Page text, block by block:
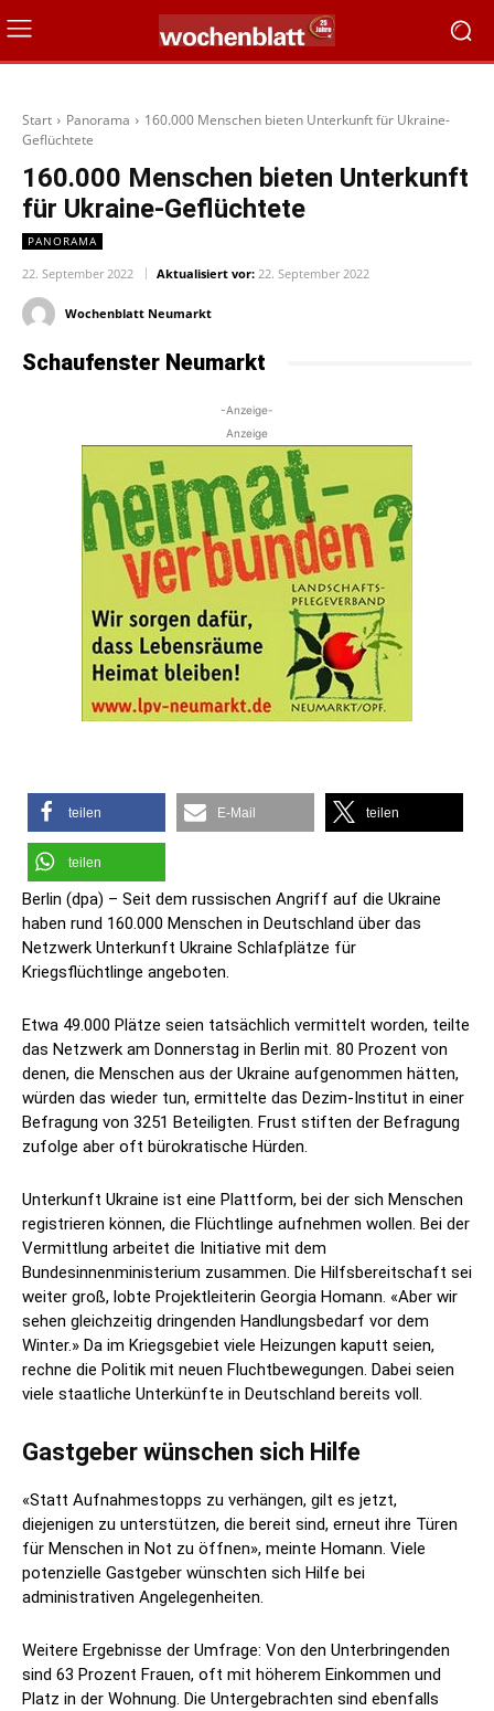
Start Panorama
160.000 Menschen bieten Unterkunft für Ukraine-
Geflüchtete
160.000 Menschen bieten Unterkunft
für Ukraine-Geflüchtete
PANORAMA
22. September 2022 Aktualisiert vor: 22. September 2022
Wochenblatt Neumarkt
Schaufenster Neumarkt
-Anzeige-
Anzeige
teilen E-Mail teilen
teilen
Berlin (dpa) – Seit dem russischen Angriff auf die Ukraine
haben rund 160.000 Menschen in Deutschland über das
Netzwerk Unterkunft Ukraine Schlafplätze für
Kriegsflüchtlinge angeboten.
Etwa 49.000 Plätze seien tatsächlich vermittelt worden, teilte
das Netzwerk am Donnerstag in Berlin mit. 80 Prozent von
denen, die Menschen aus der Ukraine aufgenommen hätten,
würden das wieder tun, ermittelte das Dezim-Institut in einer
Befragung von 3251 Beteiligten. Frust stiften der Befragung
zufolge aber oft bürokratische Hürden.
Unterkunft Ukraine ist eine Plattform, bei der sich Menschen
registrieren können, die Flüchtlinge aufnehmen wollen. Bei der
Vermittlung arbeitet die Initiative mit dem
Bundesinnenministerium zusammen. Die Hilfsbereitschaft sei
weiter groß, lobte Projektleiterin Georgia Homann. «Aber wir
sehen gleichzeitig dringenden Handlungsbedarf vor dem
Winter.» Da im Kriegsgebiet viele Heizungen kaputt seien,
rechne die Politik mit neuen Fluchtbewegungen. Dabei seien
viele staatliche Unterkünfte in Deutschland bereits voll.
Gastgeber wünschen sich Hilfe
«Statt Aufnahmestopps zu verhängen, gilt es jetzt,
diejenigen zu unterstützen, die bereit sind, erneut ihre Türen
für Menschen in Not zu öffnen», meinte Homann. Viele
potenzielle Gastgeber wünschten sich Hilfe bei
administrativen Angelegenheiten.
Weitere Ergebnisse der Umfrage: Von den Unterbringenden
sind 63 Prozent Frauen, oft mit höherem Einkommen und
Platz in der Wohnung. Die Untergebrachten sind ebenfalls